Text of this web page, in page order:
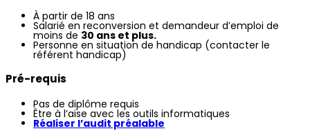
À partir de 18 ans
Salarié en reconversion et demandeur d’emploi de
moins de 30 ans et plus.
Personne en situation de handicap (contacter le
référent handicap)
Pré-requis
Pas de diplôme requis
Être à l’aise avec les outils informatiques
Réaliser l’audit préalable